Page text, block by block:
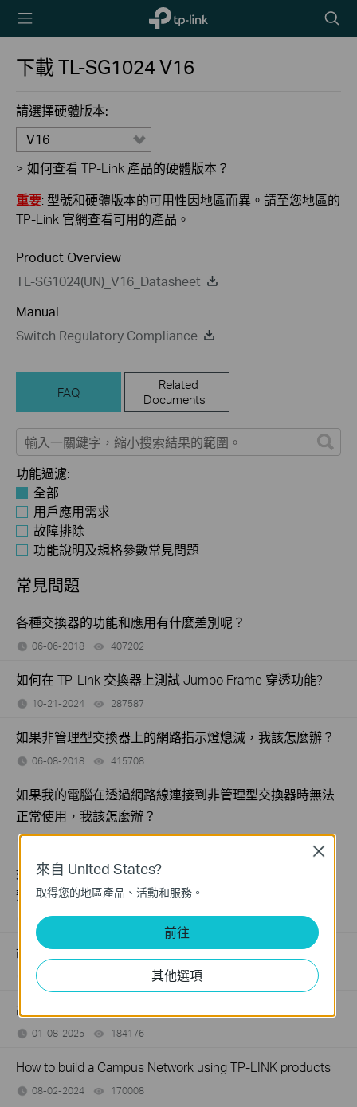
TP-Link,
Reliably
icon
下載TL-SG1024V16
請選擇硬體版本:
V16
> 如何查看 TP-Link 產品的硬體版本？
重要: 型號和硬體版本的可用性因地區而異。請至您地區的
TP-Link 官網查看可用的產品。
Product Overview
TL-SG1024(UN)_V16_Datasheet
Manual
Switch Regulatory Compliance
FAQ
Related
Documents
功能過濾:
全部
用戶應用需求
故障排除
功能說明及規格參數常見問題
常見問題
各種交換器的功能和應用有什麼差別呢？
06-06-2018 407202
如何在 TP-Link 交換器上測試 Jumbo Frame 穿透功能?
10-21-2024 287587
如果非管理型交換器上的網路指示燈熄滅，我該怎麼辦？
06-08-2018 415708
如果我的電腦在透過網路線連接到非管理型交換器時無法
正常使用，我該怎麼辦？
05-22-2018 317015views
如果電腦連接到非管理型交換器時網路速度很慢，該怎麼
辦？
06-08-2018 359119views
故障排除：交換器上網不穩定我該怎麼辦？
01-08-2025 views
故障排除：我的交換器無法上網怎麼辦？
01-08-2025 184176
How to build a Campus Network using TP-LINK products
08-02-2024 170008
來自 United States?
取得您的地區產品、活動和服務。
前往
其他選項
Close